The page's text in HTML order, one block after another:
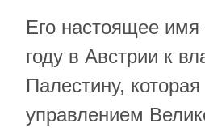
Его настоящее имя
году в Австрии к
Палестину,
управлением